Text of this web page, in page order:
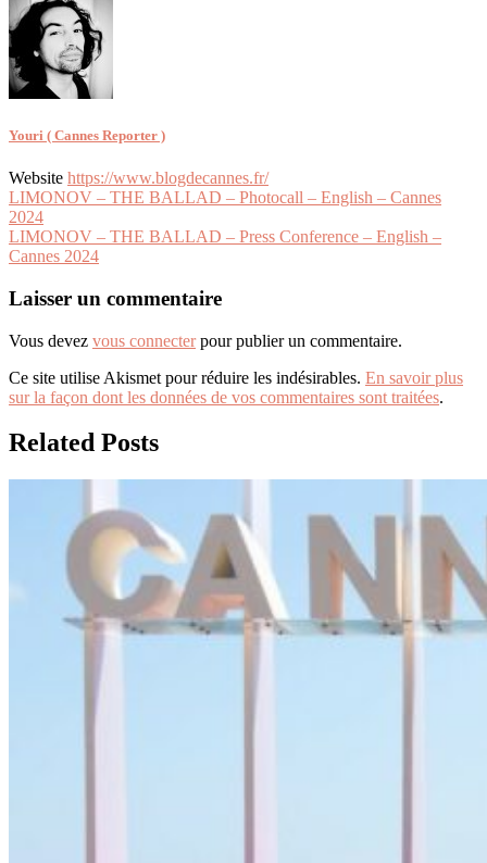
Youri ( Cannes Reporter )
Website https://www.blogdecannes.fr/
Navigation
de
l’article
LIMONOV – THE BALLAD – Photocall – English – Cannes
2024
LIMONOV – THE BALLAD – Press Conference – English –
Cannes 2024
Laisser un commentaire
Vous devez vous connecterpour publier un commentaire.
Ce site utilise Akismet pour réduire les indésirables. En savoir plus
sur la façon dont les données de vos commentaires sont traitées.
Related Posts